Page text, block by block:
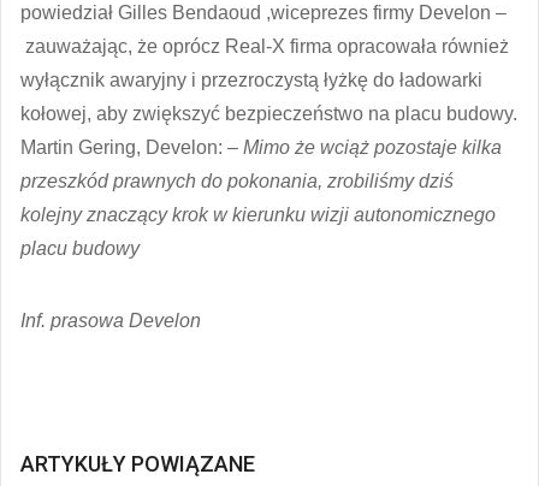
powiedział Gilles Bendaoud ,wiceprezes firmy Develon –
zauważając, że oprócz Real-X firma opracowała również
wyłącznik awaryjny i przezroczystą łyżkę do ładowarki
kołowej, aby zwiększyć bezpieczeństwo na placu budowy.
Martin Gering, Develon: – Mimo że wciąż pozostaje kilka
przeszkód prawnych do pokonania, zrobiliśmy dziś
kolejny znaczący krok w kierunku wizji autonomicznego
placu budowy
Inf. prasowa Develon
ARTYKUŁY POWIĄZANE